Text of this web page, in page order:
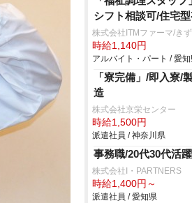
シフト相談可/住宅
株式会社ITMファーマ/き
時給1,140円
アルバイト・パート / 愛
「寮完備」/即入寮/
造
株式会社京栄センター
時給1,500円
派遣社員 / 神奈川県
事務職/20代30代活
株式会社I・PARTNERS
時給1,400円～
派遣社員 / 愛知県